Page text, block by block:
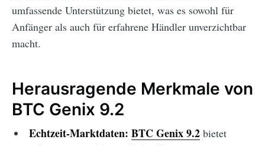
umfassende Unterstützung bietet, was es sowohl für
Anfänger als auch für erfahrene Händler unverzichtbar
macht.
Herausragende Merkmale von
BTC Genix 9.2
Echtzeit-Marktdaten: BTC Genix 9.2bietet